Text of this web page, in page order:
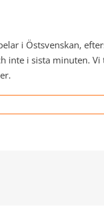
i Östsvenskan,
inte i sista minuten.